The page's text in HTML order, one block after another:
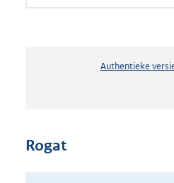
Authentieke
Rogat